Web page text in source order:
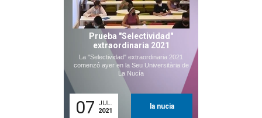
Prueba "Selectividad"
extraordinaria 2021
La "Selectividad" extraordinaria 2021
comenzó ayer en la Seu Universitària de
La Nucía
07
JUL.
2021
la nucia